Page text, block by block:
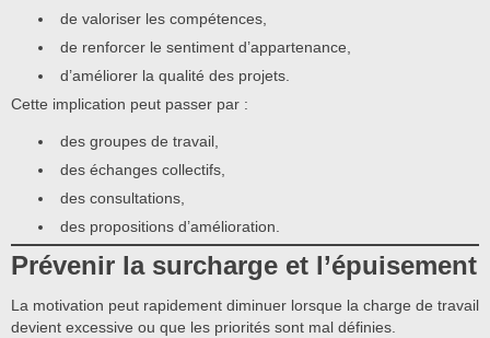
de valoriser les compétences,
de renforcer le sentiment d’appartenance,
d’améliorer la qualité des projets.
Cette implication peut passer par :
des groupes de travail,
des échanges collectifs,
des consultations,
des propositions d’amélioration.
Prévenir la surcharge et l’épuisement
La motivation peut rapidement diminuer lorsque la charge de travail
devient excessive ou que les priorités sont mal définies.